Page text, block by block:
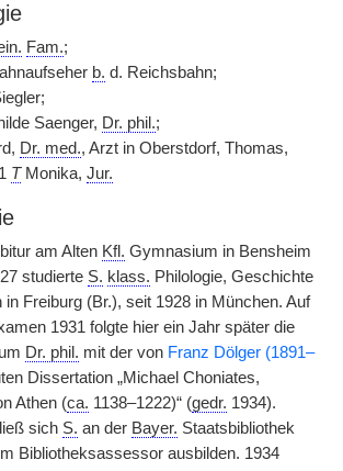
Fam.;
b. d. Reichsbahn;
Saenger, Dr. phil.;
Dr. med., Arzt in Oberstdorf, Thomas,
TMonika, Jur.
am Alten Kfl. Gymnasium in Bensheim
studierte S. klass. Philologie, Geschichte
in Freiburg (Br.), seit 1928 in München. Auf
1931 folgte hier ein Jahr später die
Dr. phil. mit der von Franz Dölger (1891–
Dissertation „Michael Choniates,
Athen (ca. 1138–1222)“ (gedr. 1934).
sich S. an der Bayer. Staatsbibliothek
Bibliotheksassessor ausbilden. 1934